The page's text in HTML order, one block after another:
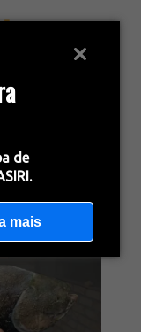
de
mais